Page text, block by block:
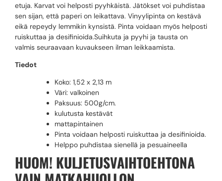
etuja. Karvat voi helposti pyyhkäistä. Jätökset voi puhdistaa
sen sijan, että paperi on leikattava. Vinyylipinta on kestävä
eikä repeydy lemmikin kynsistä. Pinta voidaan myös helposti
ruiskuttaa ja desifinioida.Suihkuta ja pyyhi ja tausta on
valmis seuraavaan kuvaukseen ilman leikkaamista.
Tiedot
Koko: 1,52 x 2,13 m
Väri: valkoinen
Paksuus: 500g/cm.
kulutusta kestävät
mattapintainen
Pinta voidaan helposti ruiskuttaa ja desifinioida.
Helppo puhdistaa sienellä ja pesuaineella
HUOM! KULJETUSVAIHTOEHTONA